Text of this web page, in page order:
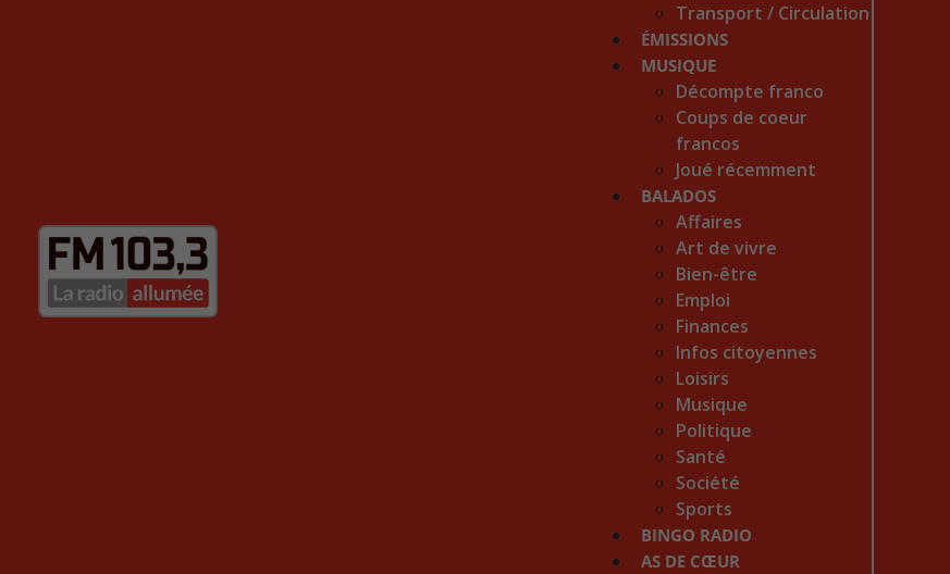
Transport / Circulation
ÉMISSIONS
MUSIQUE
Décompte franco
Coups de coeur
francos
Joué récemment
BALADOS
Affaires
Art de vivre
Bien-être
Emploi
Finances
Infos citoyennes
Loisirs
Musique
Politique
Santé
Société
Sports
BINGO RADIO
AS DE CŒUR